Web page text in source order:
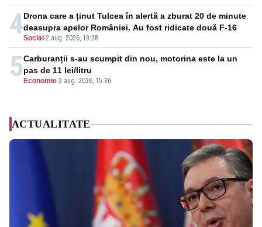
4Social -2 aug. 2026, 19:28
Drona care a ținut Tulcea în alertă a zburat 20 de minute
deasupra apelor României. Au fost ridicate două F-16
5 Economie-2 aug. 2026, 15:36
Carburanții s-au scumpit din nou, motorina este la un
pas de 11 lei/litru
ACTUALITATE